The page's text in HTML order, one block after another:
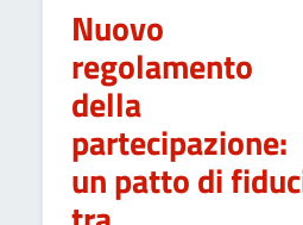
Nuovo
regolamento
della
partecipazione:
un patto di